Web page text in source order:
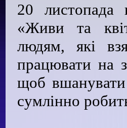
20 листопада
«Живи та
людям, які
працювати на
щоб вшанувати
сумлінно